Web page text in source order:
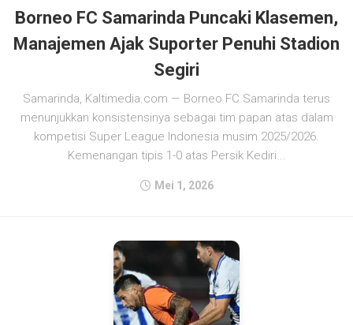
Borneo FC Samarinda Puncaki Klasemen,
Manajemen Ajak Suporter Penuhi Stadion
Segiri
Samarinda, Kaltimedia.com — Borneo FC Samarinda terus
menunjukkan konsistensinya sebagai tim papan atas dalam
kompetisi Super League Indonesia musim 2025/2026.
Kemenangan tipis 1-0 atas Persik Kediri...
Mei 1, 2026